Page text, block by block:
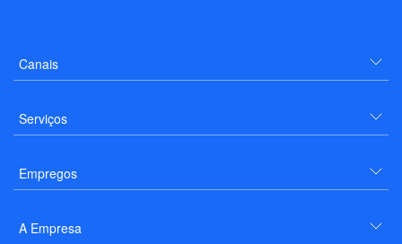
Canais
Serviços
Empregos
A Empresa